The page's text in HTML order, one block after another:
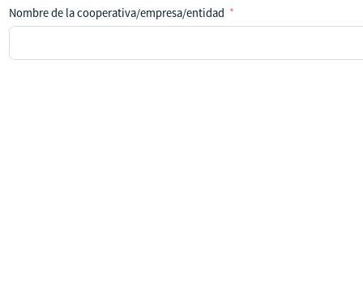
Nombre de la cooperativa/empresa/entidad